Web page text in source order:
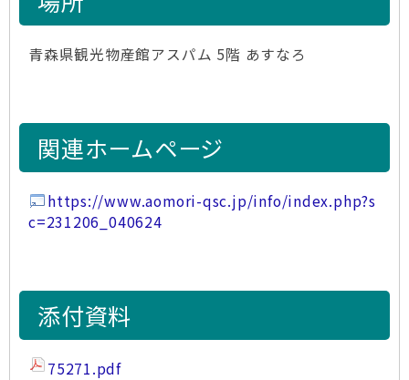
青森県観光物産館アスパム 5階 あすなろ
関連ホームページ
https://www.aomori-qsc.jp/info/index.php?s
c=231206_040624
添付資料
75271.pdf